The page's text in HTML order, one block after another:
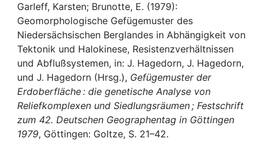
Help
Garleff, Karsten; Brunotte, E. (1979):
Geomorphologische Gefügemuster des
Niedersächsischen Berglandes in Abhängigkeit von
Tektonik und Halokinese, Resistenzverhältnissen
und Abflußsystemen, in: J. Hagedorn, J. Hagedorn,
und J. Hagedorn (Hrsg.), Gefügemuster der
Erdoberfläche : die genetische Analyse von
Reliefkomplexen und Siedlungsräumen ; Festschrift
zum 42. Deutschen Geographentag in Göttingen
1979, Göttingen: Goltze, S. 21–42.